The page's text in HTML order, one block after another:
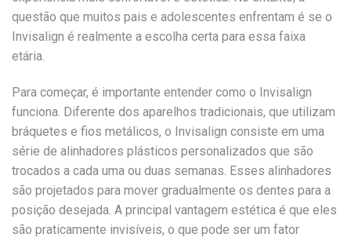
questão que muitos pais e adolescentes enfrentam é se o
Invisalign é realmente a escolha certa para essa faixa
etária.
Para começar, é importante entender como o Invisalign
funciona. Diferente dos aparelhos tradicionais, que utilizam
bráquetes e fios metálicos, o Invisalign consiste em uma
série de alinhadores plásticos personalizados que são
trocados a cada uma ou duas semanas. Esses alinhadores
são projetados para mover gradualmente os dentes para a
posição desejada. A principal vantagem estética é que eles
são praticamente invisíveis, o que pode ser um fator